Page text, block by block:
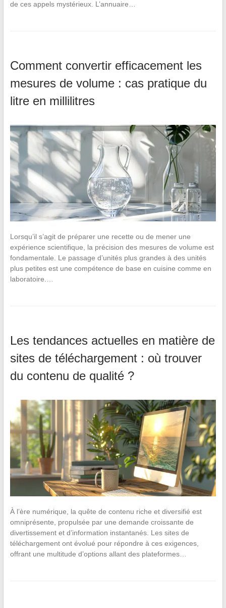
de ces appels mystérieux. L’annuaire…
Comment convertir efficacement les
mesures de volume : cas pratique du
litre en millilitres
Lorsqu’il s’agit de préparer une recette ou de mener une
expérience scientifique, la précision des mesures de volume est
fondamentale. Le passage d’unités plus grandes à des unités
plus petites est une compétence de base en cuisine comme en
laboratoire.…
Les tendances actuelles en matière de
sites de téléchargement : où trouver
du contenu de qualité ?
À l’ère numérique, la quête de contenu riche et diversifié est
omniprésente, propulsée par une demande croissante de
divertissement et d’information instantanés. Les sites de
téléchargement ont évolué pour répondre à ces exigences,
offrant une multitude d’options allant des plateformes…